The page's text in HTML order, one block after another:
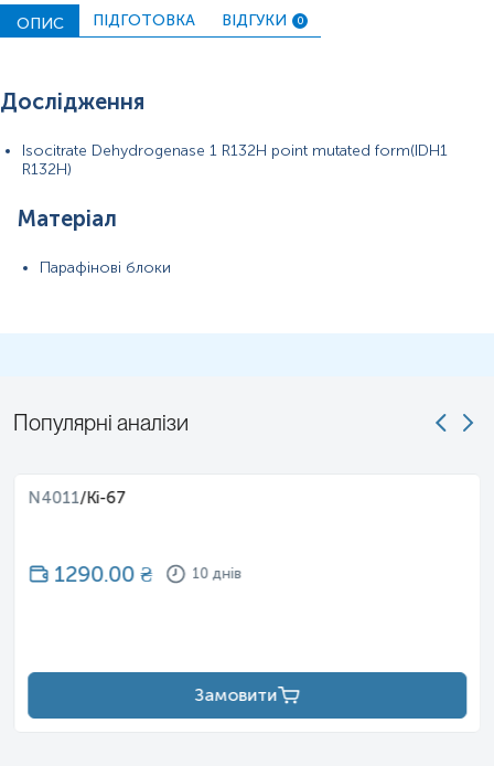
ОПИС ПІДГОТОВКА ВІДГУКИ 0
Дослідження
Isocitrate Dehydrogenase 1 R132H point mutated form(IDH1
R132H)
Матеріал
Парафінові блоки
Популярні аналізи
N4011/Ki-67
1290.00₴ 10 днів
Замовити